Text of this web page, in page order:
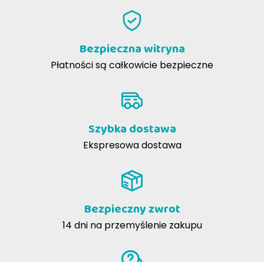
Bezpieczna witryna
Płatności są całkowicie bezpieczne
Szybka dostawa
Ekspresowa dostawa
Bezpieczny zwrot
14 dni na przemyślenie zakupu